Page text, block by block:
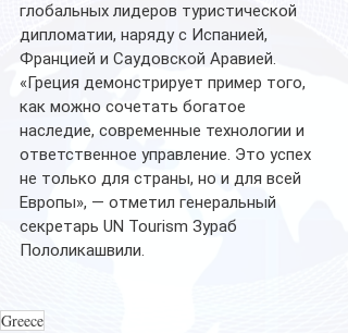
глобальных лидеров туристической
дипломатии, наряду с Испанией,
Францией и Саудовской Аравией.
«Греция демонстрирует пример того,
как можно сочетать богатое
наследие, современные технологии и
ответственное управление. Это успех
не только для страны, но и для всей
Европы», — отметил генеральный
секретарь UN Tourism Зураб
Пололикашвили.
Greece